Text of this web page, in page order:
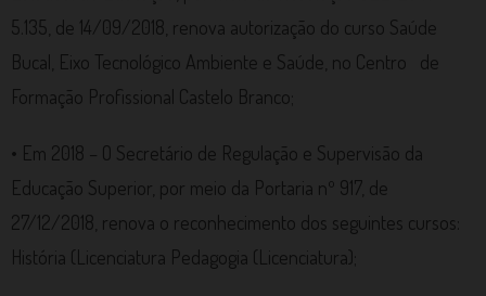
5.135, de 14/09/2018, renova autorização do curso Saúde
Bucal, Eixo Tecnológico Ambiente e Saúde, no Centro de
Formação Profissional Castelo Branco;
• Em 2018 – O Secretário de Regulação e Supervisão da
Educação Superior, por meio da Portaria nº 917, de
27/12/2018, renova o reconhecimento dos seguintes cursos:
História (Licenciatura Pedagogia (Licenciatura);